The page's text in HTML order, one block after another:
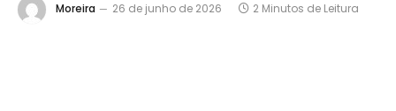
Moreira 26 de junho de 2026 2 Minutos de Leitura